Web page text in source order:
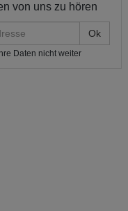
von uns zu hören
Daten nicht weiter